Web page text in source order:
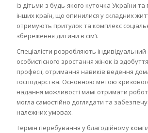
із дітьми з будь-якого куточка України
інших країн, що опинилися у складних
отримують притулок та комплекс
збереження дитини в сім’ї.
Спеціалісти розробляють індивідуальний
особистісного зростання жінок із
професії, отримання навиків ведення
господарства. Основною метою
надання можливості мамі отримати
могла самостійно доглядати та
належних умовах.
Термін перебування у благодійному